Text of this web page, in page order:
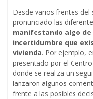
Desde varios frentes del
pronunciado las
manifestando algo de
incertidumbre que
vivienda. Por ejemplo,
presentado por el
donde se realiza un
lanzaron algunos
frente a las posibles